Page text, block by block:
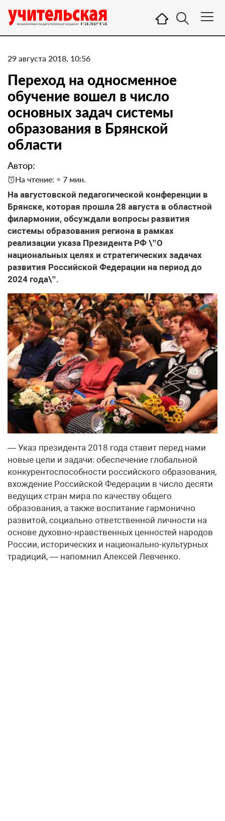
29 августа 2018, 10:56
Переход на односменное
обучение вошел в число
основных задач системы
образования в Брянской
области
Автор:
На чтение: ≈ 7 мин.
На августовской педагогической конференции в
Брянске, которая прошла 28 августа в областной
филармонии, обсуждали вопросы развития
системы образования региона в рамках
реализации указа Президента РФ \”О
национальных целях и стратегических задачах
развития Российской Федерации на период до
2024 года\”.
— Указ президента 2018 года ставит перед нами
новые цели и задачи: обеспечение глобальной
конкурентоспособности российского образования,
вхождение Российской Федерации в число десяти
ведущих стран мира по качеству общего
образования, а также воспитание гармонично
развитой, социально ответственной личности на
основе духовно-нравственных ценностей народов
России, исторических и национально-культурных
традиций, — напомнил Алексей Левченко.